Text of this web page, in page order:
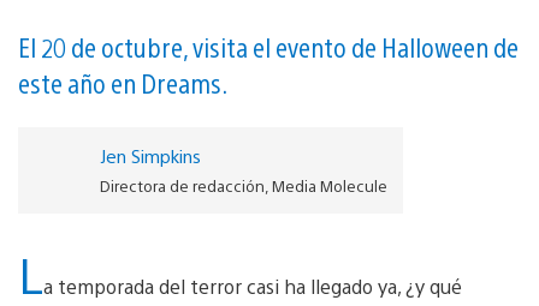
El 20 de octubre, visita el evento de Halloween de
este año en Dreams.
Jen Simpkins
Directora de redacción, Media Molecule
La temporada del terror casi ha llegado ya, ¿y qué